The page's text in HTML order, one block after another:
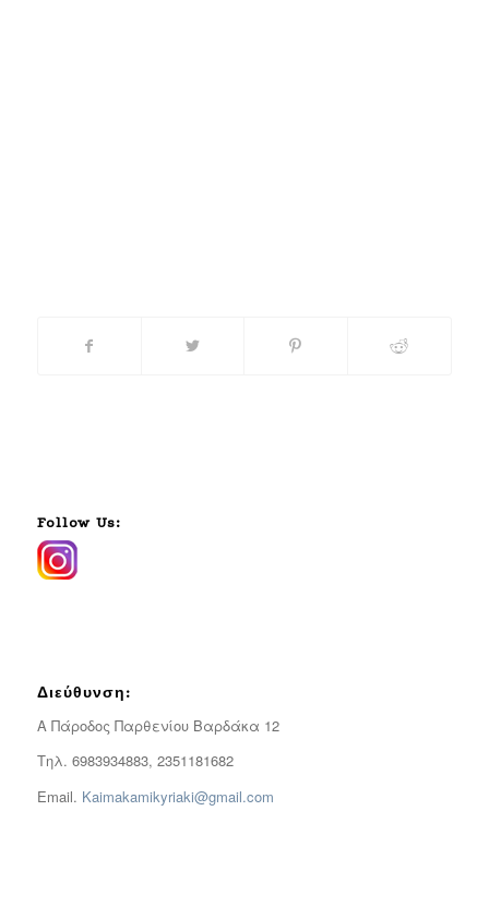
Follow Us:
Διεύθυνση:
Α Πάροδος Παρθενίου Βαρδάκα 12
Τηλ. 6983934883, 2351181682
Email. Kaimakamikyriaki@gmail.com